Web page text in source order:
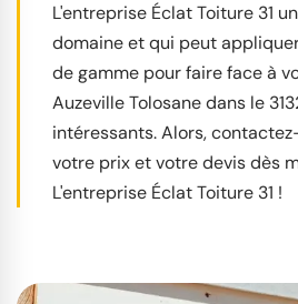
L'entreprise Éclat Toiture 31
domaine et qui peut
de gamme pour faire face à
Auzeville Tolosane dans le
intéressants. Alors,
votre prix et votre devis dès
L'entreprise Éclat Toiture 31 !